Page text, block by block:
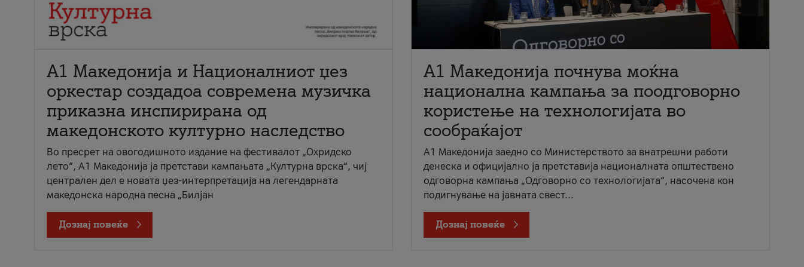
А1 Македонија и Националниот џез
оркестар создадоа современа музичка
приказна инспирирана од
македонското културно наследство
Во пресрет на овогодишното издание на фестивалот „Охридско
лето“, А1 Македонија ја претстави кампањата „Културна врска“, чиј
централен дел е новата џез-интерпретација на легендарната
македонска народна песна „Билјан
Дознај повеќе
A1 Македонија почнува моќна
национална кампања за поодговорно
користење на технологијата во
сообраќајот
A1 Македонија заедно со Министерството за внатрешни работи
денеска и официјално ја претставија националната општествено
одговорна кампања „Одговорно со технологијата“, насочена кон
подигнување на јавната свест...
Дознај повеќе